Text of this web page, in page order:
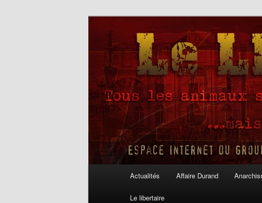
Le Libertaire
Actualités Affaire Durand
Le libertaire